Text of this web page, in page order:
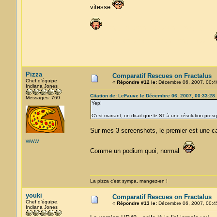
vitesse
Non, je déconne, c'est une image que
Pizza
Chef d'équipe
Indiana Jones
Messages: 769
WWW
Comparatif Rescues on Fractalus
« Répondre #12 le:Décembre 06, 2007,
Citation de: LeFauve le Décembre 06, 2007, 00:33:28
Yep!
C'est marrant, on dirait que le ST à une résolution
Sur mes 3 screenshots, le premier est une
Comme un podium quoi, normal
La pizza c'est sympa, mangez-en !
youki
Chef d'équipe.
Indiana Jones
Comparatif Rescues on Fractalus
« Répondre #13 le:Décembre 06, 2007,